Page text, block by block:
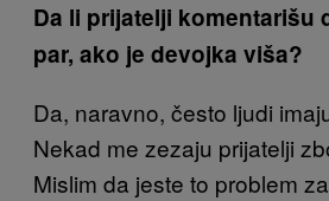
Da li prijatelji komentarišu
par, ako je devojka viša?
Da, naravno, često ljudi
Nekad me zezaju prijatelji
Mislim da jeste to problem